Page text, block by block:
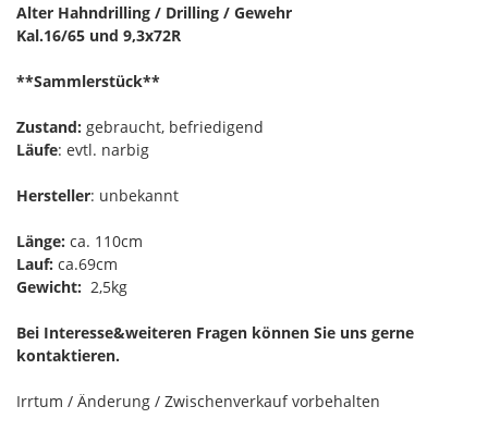
Alter Hahndrilling / Drilling / Gewehr
Kal.16/65 und 9,3x72R
**Sammlerstück**
Zustand: gebraucht, befriedigend
Läufe: evtl. narbig
Hersteller: unbekannt
Länge: ca. 110cm
Lauf: ca.69cm
Gewicht: 2,5kg
Bei Interesse&weiteren Fragen können Sie uns gerne
kontaktieren.
Irrtum / Änderung / Zwischenverkauf vorbehalten